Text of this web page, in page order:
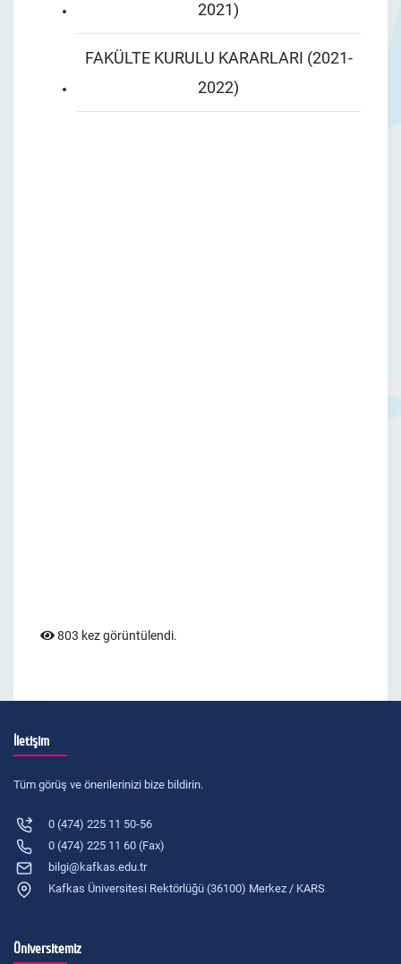
2021)
FAKÜLTE KURULU KARARLARI (2021-
2022)
803 kez görüntülendi.
İletişim
Tüm görüş ve önerilerinizi bize bildirin.
0 (474) 225 11 50-56
0 (474) 225 11 60 (Fax)
bilgi@kafkas.edu.tr
Kafkas Üniversitesi Rektörlüğü (36100) Merkez / KARS
Üniversitemiz